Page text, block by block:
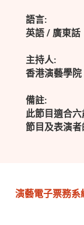
語言:
英語 / 廣東話
主持人:
香港演藝學院
備註:
此節目適合
節目及表演者
演藝電子票務系